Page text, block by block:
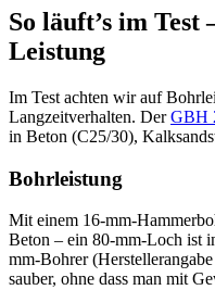
So läuft’s im
Leistung
Im Test achten wir auf
Langzeitverhalten. DerGBH
in Beton (C25/30),
Bohrleistung
Mit einem 16-mm-
Beton – ein 80-mm-Loch ist
mm-Bohrer
sauber, ohne dass man mit